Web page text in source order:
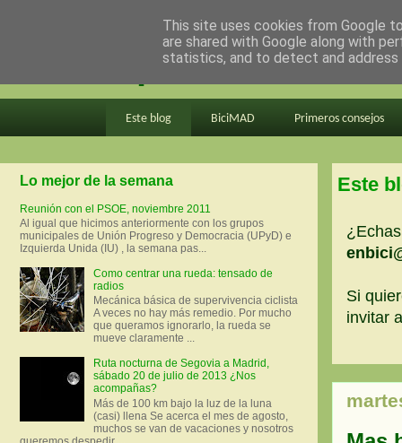
en bici por madrid
Este blog BiciMAD Primeros consejos
Este
Si
invitar
Lo mejor de la semana
Reunión con el PSOE, noviembre 2011
Al igual que hicimos anteriormente con los grupos
municipales de Unión Progreso y Democracia (UPyD) e
Izquierda Unida (IU) , la semana pas...
Como centrar una rueda: tensado de
radios
Mecánica básica de supervivencia ciclista
A veces no hay más remedio. Por mucho
que queramos ignorarlo, la rueda se
mueve claramente ...
Ruta nocturna de Segovia a Madrid,
sábado 20 de julio de 2013 ¿Nos
acompañas?
Más de 100 km bajo la luz de la luna
(casi) llena Se acerca el mes de agosto,
muchos se van de vacaciones y nosotros
This site uses cookies from Google
are shared with Google along with
statistics, and to detect and address